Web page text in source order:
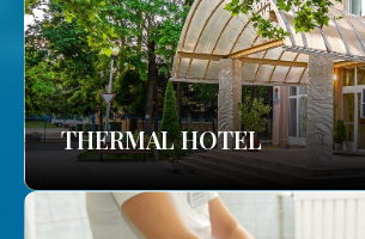
THERMAL HOTEL